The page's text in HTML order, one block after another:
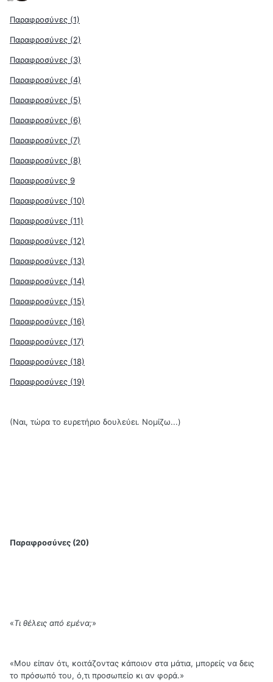
Παραφροσύνες (1)
Παραφροσύνες (2)
Παραφροσύνες (3)
Παραφροσύνες (4)
Παραφροσύνες (5)
Παραφροσύνες (6)
Παραφροσύνες (7)
Παραφροσύνες (8)
Παραφροσύνες 9
Παραφροσύνες (10)
Παραφροσύνες (11)
Παραφροσύνες (12)
Παραφροσύνες (13)
Παραφροσύνες (14)
Παραφροσύνες (15)
Παραφροσύνες (16)
Παραφροσύνες (17)
Παραφροσύνες (18)
Παραφροσύνες (19)
(Ναι, τώρα το ευρετήριο δουλεύει. Νομίζω...)
Παραφροσύνες (20)
«Τι θέλεις από εμένα;»
«Μου είπαν ότι, κοιτάζοντας κάποιον στα μάτια, μπορείς να δεις
το πρόσωπό του, ό,τι προσωπείο κι αν φορά.»